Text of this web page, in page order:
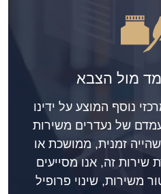
מול הצבא
נוסף המוצע על ידינו
של נעדרים משירות
זמנית, ממושכת או
זה, אנו מסייעים
משירות, שינוי פרופיל